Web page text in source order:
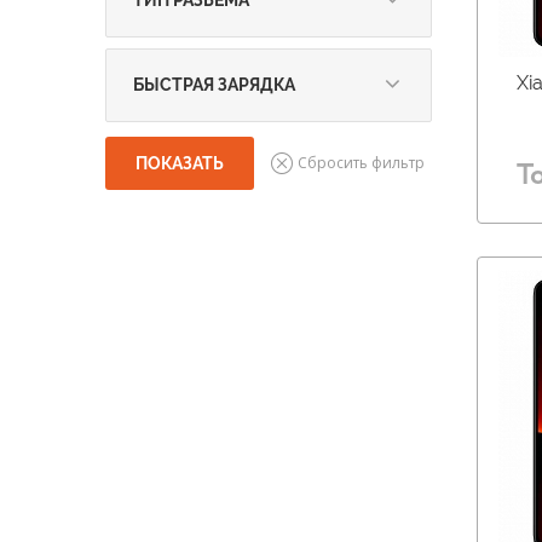
micro USB (12)
USB Type-C (179)
БЫСТРАЯ ЗАРЯДКА
10-15 Вт (12)
16-29 Вт (9)
30-45 Вт (32)